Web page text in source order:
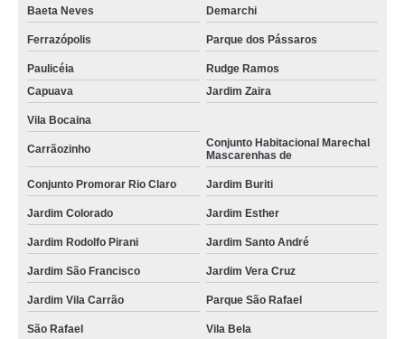
Baeta Neves Demarchi
Ferrazópolis Parque dos Pássaros
Paulicéia
Rudge Ramos
Capuava
Jardim Zaira
Vila Bocaina
Carrãozinho
Conjunto Habitacional Marechal
Mascarenhas de
Conjunto Promorar Rio Claro Jardim Buriti
Jardim Colorado Jardim Esther
Jardim Rodolfo Pirani Jardim Santo André
Jardim São Francisco Jardim Vera Cruz
Jardim Vila Carrão Parque São Rafael
São Rafael
Vila Bela